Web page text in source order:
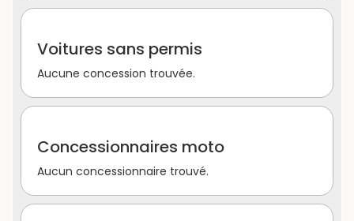
Voitures sans permis
Aucune concession trouvée.
Concessionnaires moto
Aucun concessionnaire trouvé.